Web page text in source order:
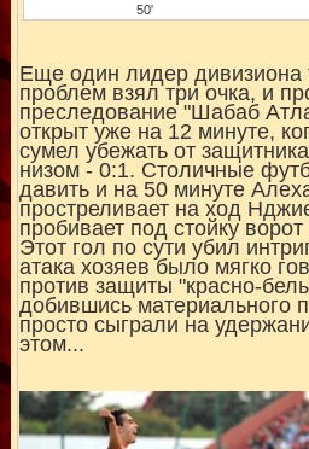
50'
Еще один лидер дивизиона
проблем взял три очка, и
преследование "Шабаб
открыт уже на 12 минуте,
сумел убежать от
низом - 0:1. Столичные
давить и на 50 минуте
простреливает на ход
пробивает под стойку
Этот гол по сути убил
атака хозяев было мягко
против защиты "красно-
добившись материального
просто сыграли на
этом...